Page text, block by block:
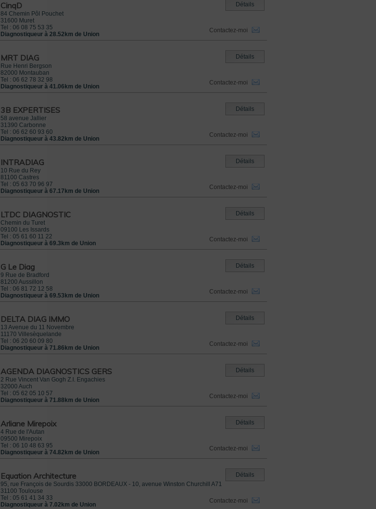
CinqD
84 Chemin Pôl Pouchet
31600 Muret
Tel : 06 08 75 53 35
Diagnostiqueur à 28.52km de Union
Détails
Contactez-moi
MRT DIAG
Rue Henri Bergson
82000 Montauban
Tel : 06 62 78 32 98
Diagnostiqueur à 41.06km de Union
Détails
Contactez-moi
3B EXPERTISES
58 avenue Jallier
31390 Carbonne
Tel : 06 62 60 93 60
Diagnostiqueur à 43.82km de Union
Détails
Contactez-moi
INTRADIAG
10 Rue du Rey
81100 Castres
Tel : 05 63 70 96 97
Diagnostiqueur à 67.17km de Union
Détails
Contactez-moi
LTDC DIAGNOSTIC
Chemin du Turet
09100 Les Issards
Tel : 05 61 60 11 22
Diagnostiqueur à 69.3km de Union
Détails
Contactez-moi
G Le Diag
9 Rue de Bradford
81200 Aussillon
Tel : 06 81 72 12 58
Diagnostiqueur à 69.53km de Union
Détails
Contactez-moi
DELTA DIAG IMMO
13 Avenue du 11 Novembre
11170 Villesèquelande
Tel : 06 20 60 09 80
Diagnostiqueur à 71.86km de Union
Détails
Contactez-moi
AGENDA DIAGNOSTICS GERS
2 Rue Vincent Van Gogh Z.I. Engachies
32000 Auch
Tel : 05 62 05 10 57
Diagnostiqueur à 71.88km de Union
Détails
Contactez-moi
Arliane Mirepoix
4 Rue de l'Autan
09500 Mirepoix
Tel : 06 10 48 63 95
Diagnostiqueur à 74.82km de Union
Détails
Contactez-moi
Equation Architecture
95, rue François de Sourdis 33000 BORDEAUX - 10, avenue Winston Churchill A71
31100 Toulouse
Tel : 05 61 41 34 33
Diagnostiqueur à 7.02km de Union
Détails
Contactez-moi